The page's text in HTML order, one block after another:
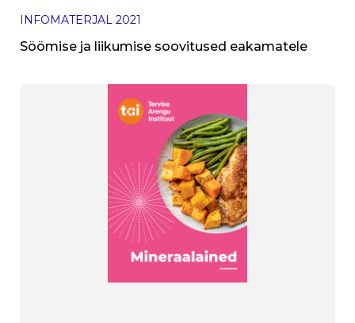
INFOMATERJAL 2021
Söömise ja liikumise soovitused eakamatele